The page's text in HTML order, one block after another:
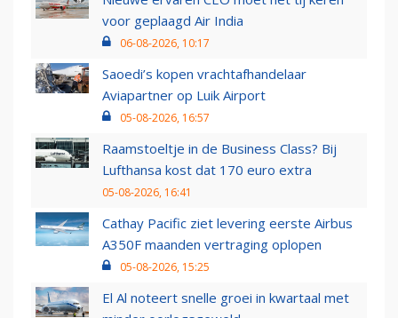
voor geplaagd Air India
06-08-2026, 10:17
Saoedi’s kopen vrachtafhandelaar
Aviapartner op Luik Airport
05-08-2026, 16:57
Raamstoeltje in de Business Class? Bij
Lufthansa kost dat 170 euro extra
05-08-2026, 16:41
Cathay Pacific ziet levering eerste Airbus
A350F maanden vertraging oplopen
05-08-2026, 15:25
El Al noteert snelle groei in kwartaal met